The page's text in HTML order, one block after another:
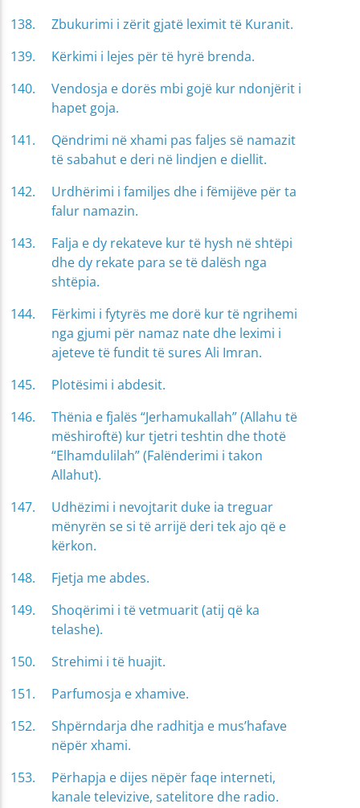
Zbukurimi i zërit gjatë leximit të Kuranit.
Kërkimi i lejes për të hyrë brenda.
Vendosja e dorës mbi gojë kur ndonjërit i
hapet goja.
Qëndrimi në xhami pas faljes së namazit
të sabahut e deri në lindjen e diellit.
Urdhërimi i familjes dhe i fëmijëve për ta
falur namazin.
Falja e dy rekateve kur të hysh në shtëpi
dhe dy rekate para se të dalësh nga
shtëpia.
Fërkimi i fytyrës me dorë kur të ngrihemi
nga gjumi për namaz nate dhe leximi i
ajeteve të fundit të sures Ali Imran.
Plotësimi i abdesit.
Thënia e fjalës “Jerhamukallah” (Allahu të
mëshiroftë) kur tjetri teshtin dhe thotë
“Elhamdulilah” (Falënderimi i takon
Allahut).
Udhëzimi i nevojtarit duke ia treguar
mënyrën se si të arrijë deri tek ajo që e
kërkon.
Fjetja me abdes.
Shoqërimi i të vetmuarit (atij që ka
telashe).
Strehimi i të huajit.
Parfumosja e xhamive.
Shpërndarja dhe radhitja e mus’hafave
nëpër xhami.
Përhapja e dijes nëpër faqe interneti,
kanale televizive, satelitore dhe radio.